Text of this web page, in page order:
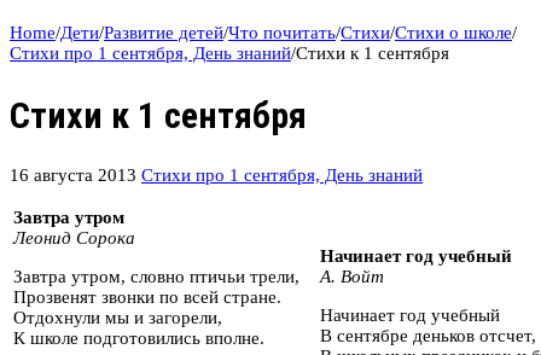
Home/Дети/Развитие детей/Что почитать/Стихи/Стихи о школе/
Стихи про 1 сентября, День знаний/Стихи к 1 сентября
Стихи к 1 сентября
16 августа 2013 Стихи про 1 сентября, День знаний
Завтра утром
Леонид Сорока
Завтра утром, словно птичьи трели,
Прозвенят звонки по всей стране.
Отдохнули мы и загорели,
К школе подготовились вполне.
Начинает год учебный
А. Войт
Начинает год учебный
В сентябре деньков отсчет,